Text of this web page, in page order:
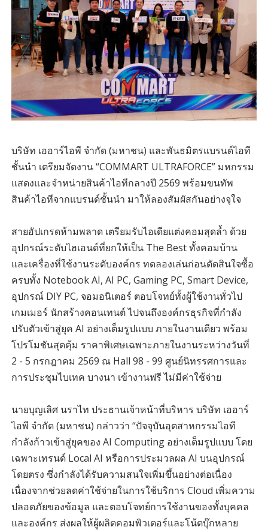
บริษัท เออาร์ไอพี จำกัด (มหาชน) และพันธมิตรแบรนด์ไอที
ชั้นนำ เตรียมจัดงาน “COMMART ULTRAFORCE” มหกรรม
แสดงและจำหน่ายสินค้าไอทีกลางปี 2569 พร้อมขนทัพ
สินค้าไอทีจากแบรนด์ชั้นนำ มาให้ลองสัมผัสกันอย่างจุใจ
สายอัปเกรดห้ามพลาด เตรียมรับไอเดียแต่งคอมสุดล้ำ ด้วย
อุปกรณ์ระดับไฮเอนด์ที่ยกให้เป็น The Best ทั้งคอมบ้าน
และเครื่องที่ใช้งานระดับองค์กร ทดลองเล่นก่อนตัดสินใจซื้อ
ครบทั้ง Notebook AI, AI PC, Gaming PC, Smart Device,
อุปกรณ์ DIY PC, จอมอนิเตอร์ ตอบโจทย์ทั้งผู้ใช้งานทั่วไป
เกมเมอร์ นักสร้างคอนเทนต์ ไปจนถึงองค์กรธุรกิจที่กำลัง
ปรับตัวเข้าสู่ยุค AI อย่างเต็มรูปแบบ ภายในงานเดียว พร้อม
โปรโมชันสุดคุ้ม ราคาพิเศษเฉพาะภายในงานระหว่างวันที่
2 - 5 กรกฎาคม 2569 ณ Hall 98 - 99 ศูนย์นิทรรศการและ
การประชุมไบเทค บางนา เข้างานฟรี ไม่มีค่าใช้จ่าย
นายบุญเลิศ นราไท ประธานเจ้าหน้าที่บริหาร บริษัท เออาร์
ไอพี จำกัด (มหาชน) กล่าวว่า “ปัจจุบันอุตสาหกรรมไอที
กำลังก้าวเข้าสู่ยุคของ AI Computing อย่างเต็มรูปแบบ โดย
เฉพาะเทรนด์ Local AI หรือการประมวลผล AI บนอุปกรณ์
โดยตรง ซึ่งกำลังได้รับความสนใจเพิ่มขึ้นอย่างต่อเนื่อง
เนื่องจากช่วยลดค่าใช้จ่ายในการใช้บริการ Cloud เพิ่มความ
ปลอดภัยของข้อมูล และตอบโจทย์การใช้งานของทั้งบุคคล
และองค์กร ส่งผลให้ผู้ผลิตคอมพิวเตอร์และโน้ตบุ๊กหลาย